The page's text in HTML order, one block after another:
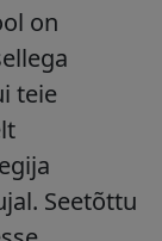
on
teie
Seetõttu